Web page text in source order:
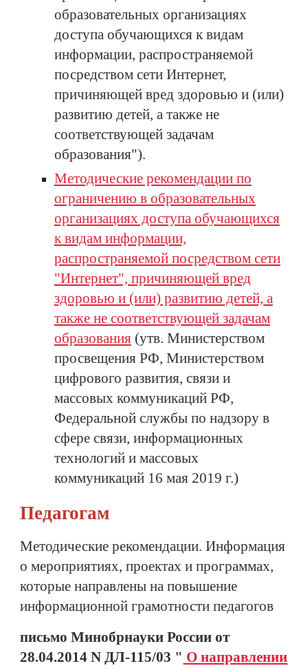
образовательных организациях
доступа обучающихся к видам
информации, распространяемой
посредством сети Интернет,
причиняющей вред здоровью и (или)
развитию детей, а также не
соответствующей задачам
образования").
Методические рекомендации по
ограничению в образовательных
организациях доступа обучающихся
к видам информации,
распространяемой посредством сети
"Интернет", причиняющей вред
здоровью и (или) развитию детей, а
также не соответствующей задачам
образования(утв. Министерством
просвещения РФ, Министерством
цифрового развития, связи и
массовых коммуникаций РФ,
Федеральной службы по надзору в
сфере связи, информационных
технологий и массовых
коммуникаций 16 мая 2019 г.)
Педагогам
Методические рекомендации. Информация
о мероприятиях, проектах и программах,
которые направлены на повышение
информационной грамотности педагогов
письмо Минобрнауки России от
28.04.2014 N ДЛ-115/03 " О направлении